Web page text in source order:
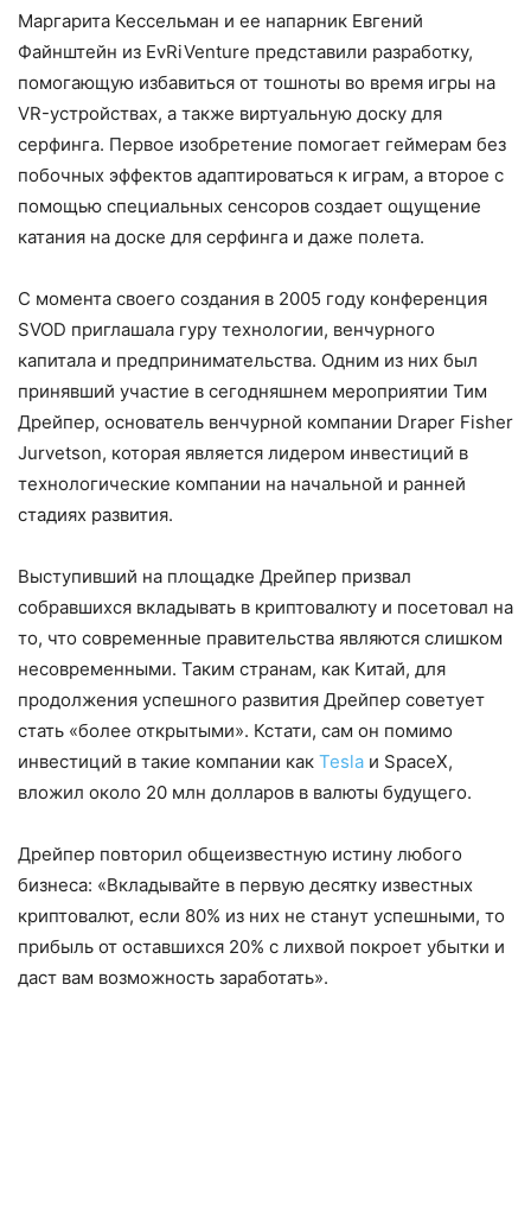
Маргарита Кессельман и ее напарник Евгений
Файнштейн из EvRiVenture представили разработку,
помогающую избавиться от тошноты во время игры на
VR-устройствах, а также виртуальную доску для
серфинга. Первое изобретение помогает геймерам без
побочных эффектов адаптироваться к играм, а второе с
помощью специальных сенсоров создает ощущение
катания на доске для серфинга и даже полета.
С момента своего создания в 2005 году конференция
SVOD приглашала гуру технологии, венчурного
капитала и предпринимательства. Одним из них был
принявший участие в сегодняшнем мероприятии Тим
Дрейпер, основатель венчурной компании Draper Fisher
Jurvetson, которая является лидером инвестиций в
технологические компании на начальной и ранней
стадиях развития.
Выступивший на площадке Дрейпер призвал
собравшихся вкладывать в криптовалюту и посетовал на
то, что современные правительства являются слишком
несовременными. Таким странам, как Китай, для
продолжения успешного развития Дрейпер советует
стать «более открытыми». Кстати, сам он помимо
инвестиций в такие компании как Tesla и SpaceX,
вложил около 20 млн долларов в валюты будущего.
Дрейпер повторил общеизвестную истину любого
бизнеса: «Вкладывайте в первую десятку известных
криптовалют, если 80% из них не станут успешными, то
прибыль от оставшихся 20% с лихвой покроет убытки и
даст вам возможность заработать».